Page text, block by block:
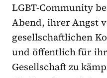
LGBT-Community
Abend, ihrer Angst
gesellschaftlichen
und öffentlich für
Gesellschaft zu